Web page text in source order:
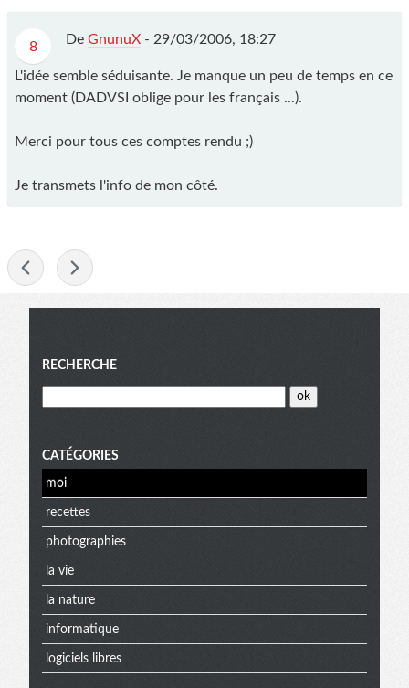
8 De GnunuX - 29/03/2006, 18:27
L'idée semble séduisante. Je manque un peu de temps en ce
moment (DADVSI oblige pour les français ...).
Merci pour tous ces comptes rendu ;)
Je transmets l'info de mon côté.
Menu
RECHERCHE
CATÉGORIES
moi
recettes
photographies
la vie
la nature
informatique
logiciels libres